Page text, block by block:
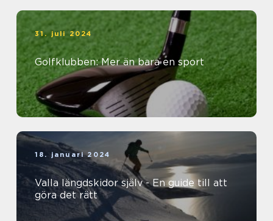
31. juli 2024
Golfklubben: Mer än bara en sport
18. januari 2024
Valla längdskidor själv - En guide till att
göra det rätt